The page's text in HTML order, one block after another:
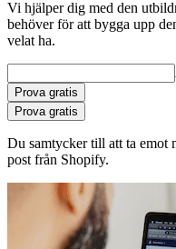
Vi hjälper dig med den
behöver för att bygga upp
velat ha.
Prova gratis
Prova gratis
Du samtycker till att ta emot
post från Shopify.